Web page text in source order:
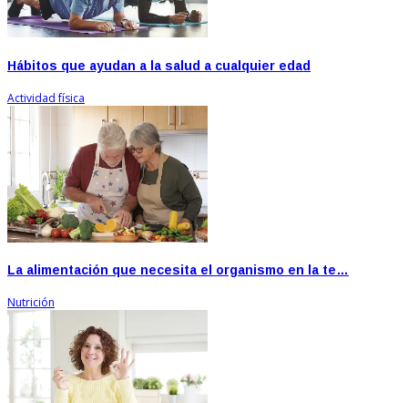
Hábitos que ayudan a la salud a cualquier edad
Actividad física
La alimentación que necesita el organismo en la te…
Nutrición